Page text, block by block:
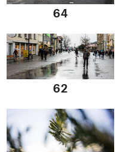
64
62